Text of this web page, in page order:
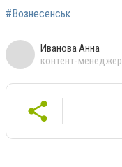
#Вознесенськ
Иванова Анна
контент-менеджер